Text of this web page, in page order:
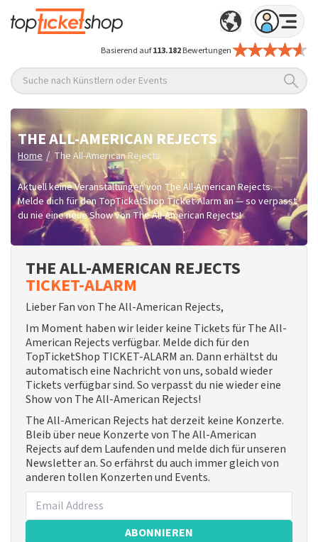
Basierend auf113.182Bewertungen
Suche nach Künstlern oder Events
THE ALL-AMERICAN REJECTS
Home / The All-American Rejects
Aktuell keine Veranstaltungen von The All-American Rejects.
Melde dich für den TopTicketShop Ticket-Alarm an — so verpasst
du nie eine neue Show von The All-American Rejects!
THE ALL-AMERICAN REJECTS
TICKET-ALARM
Lieber Fan von The All-American Rejects,
Im Moment haben wir leider keine Tickets für The All-
American Rejects verfügbar. Melde dich für den
TopTicketShop TICKET-ALARM an. Dann erhältst du
automatisch eine Nachricht von uns, sobald wieder
Tickets verfügbar sind. So verpasst du nie wieder eine
Show von The All-American Rejects!
The All-American Rejects hat derzeit keine Konzerte.
Bleib über neue Konzerte von The All-American
Rejects auf dem Laufenden und melde dich für unseren
Newsletter an. So erfährst du auch immer gleich von
anderen tollen Konzerten und Events.
ABONNIEREN